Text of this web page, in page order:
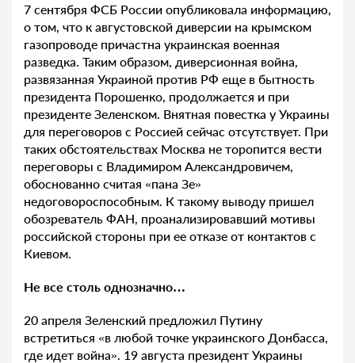
7 сентября ФСБ России опубликовала информацию,
о том, что к августовской диверсии на крымском
газопроводе причастна украинская военная
разведка. Таким образом, диверсионная война,
развязанная Украиной против РФ еще в бытность
президента Порошенко, продолжается и при
президенте Зеленском. Внятная повестка у Украины
для переговоров с Россией сейчас отсутствует. При
таких обстоятельствах Москва не торопится вести
переговоры с Владимиром Александровичем,
обоснованно считая «пана Зе»
недоговороспособным. К такому выводу пришел
обозреватель ФАН, проанализировавший мотивы
российской стороны при ее отказе от контактов с
Киевом.
Не все столь однозначно…
20 апреля Зеленский предложил Путину
встретиться «в любой точке украинского Донбасса,
где идет война». 19 августа президент Украины